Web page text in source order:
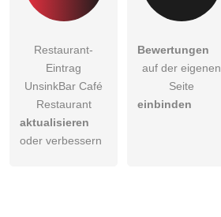
Restaurant-
Eintrag
UnsinkBar Café
Restaurant
aktualisieren
oder verbessern
Bewertungen
auf der eigenen
Seite
einbinden